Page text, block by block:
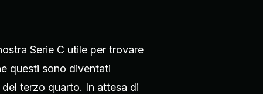
Serie C utile per trovare
questi sono diventati
terzo quarto. In attesa di